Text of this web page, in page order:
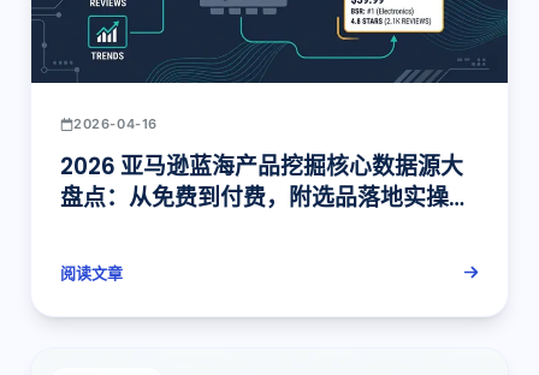
2026-04-16
2026 亚马逊蓝海产品挖掘核心数据源大
盘点：从免费到付费，附选品落地实操步
阅读文章